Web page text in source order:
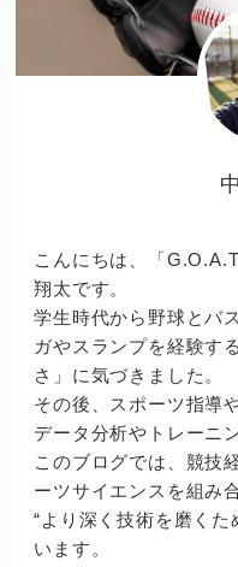
こんにちは、「
翔太です。
学生時代から野球とバ
ガやスランプを経験す
さ」に気づきました。
その後、スポーツ指導
データ分析やトレーニ
このブログでは、競技
ーツサイエンスを組み
“より深く技術を磨くた
います。